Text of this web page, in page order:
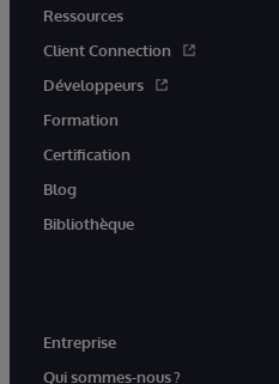
Ressources
Client Connection
Développeurs
Formation
Certification
Blog
Bibliothèque
Entreprise
Qui sommes-nous ?